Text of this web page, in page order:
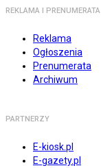
REKLAMA I PRENUMERATA
Reklama
Ogłoszenia
Prenumerata
Archiwum
PARTNERZY
E-kiosk.pl
E-gazety.pl